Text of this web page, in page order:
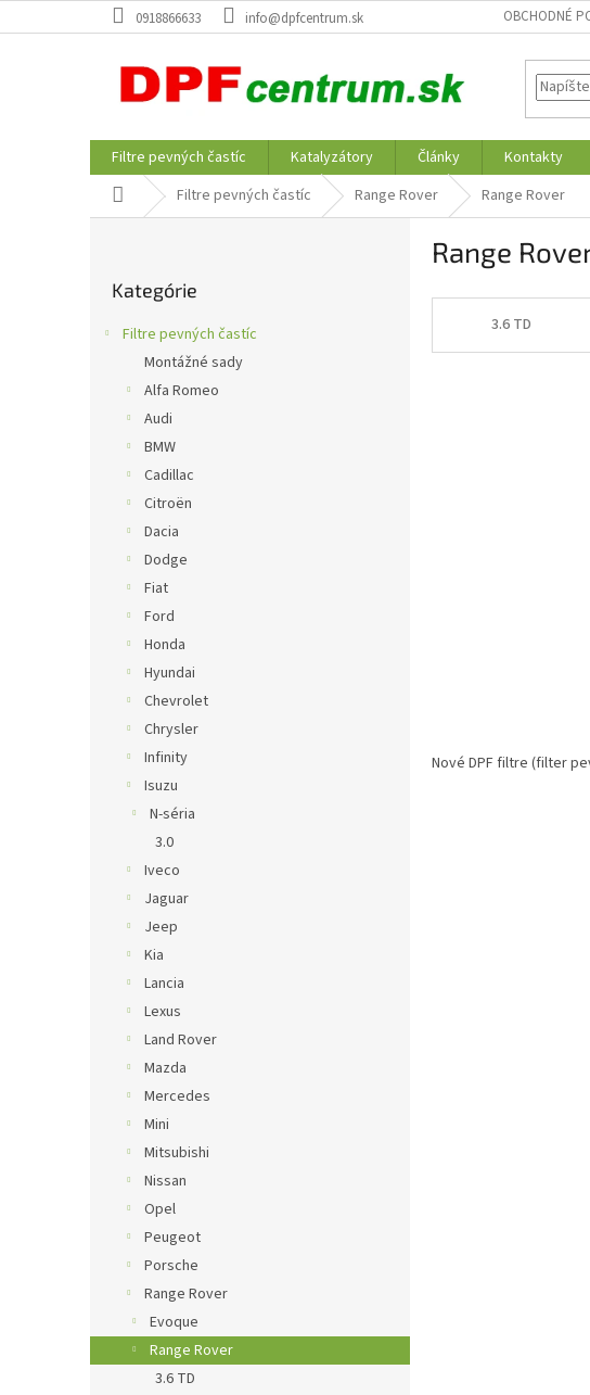
na
0918866633 info@dpfcentrum.sk OBCHODNÉ
Filtre pevných častíc Katalyzátory Články
Kontakty
DomovFiltre pevných častíc Range Rover Range Rover
kategórie
Kategórie
Filtre pevných častíc
Montážné sady
Alfa Romeo
Audi
BMW
Cadillac
Citroën
Dacia
Dodge
Fiat
Ford
Honda
Hyundai
Chevrolet
Chrysler
Infinity
Isuzu
N-séria
3.0
Iveco
Jaguar
Jeep
Kia
Lancia
Lexus
Land Rover
Mazda
Mercedes
Mini
Mitsubishi
Nissan
Opel
Peugeot
Porsche
Range Rover
Evoque
Range Rover
3.6 TD
Range
3.6 TD
Nové DPF filtre (filter